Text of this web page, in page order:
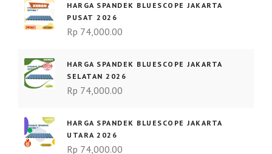
HARGA SPANDEK BLUESCOPE JAKARTA
PUSAT 2026
Rp 74,000.00
HARGA SPANDEK BLUESCOPE JAKARTA
SELATAN 2026
Rp 74,000.00
HARGA SPANDEK BLUESCOPE JAKARTA
UTARA 2026
Rp 74,000.00